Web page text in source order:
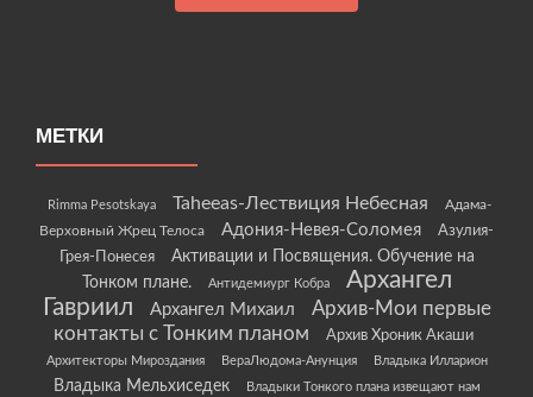
МЕТКИ
Rimma Pesotskaya Taheeas-Лествиция Небесная
Адама-
Верховный Жрец Телоса
Адония-Невея-Соломея
Азулия-
Грея-Понесея
Активации и Посвящения. Обучение на
Тонком плане.
Антидемиург Кобра
Архангел
Гавриил
Архангел Михаил
Архив-Мои первые
контакты с Тонким планом
Архив Хроник Акаши
Архитекторы Мироздания ВераЛюдома-Анунция Владыка Илларион
Владыка Мельхиседек Владыки Тонкого плана извещают нам